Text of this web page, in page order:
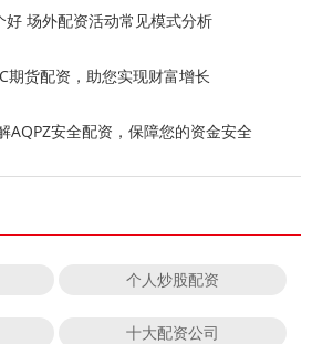
好 场外配资活动常见模式分析
询网站 ATC期货配资，助您实现财富增长
AQPZ安全配资，保障您的资金安全
个人炒股配资
十大配资公司